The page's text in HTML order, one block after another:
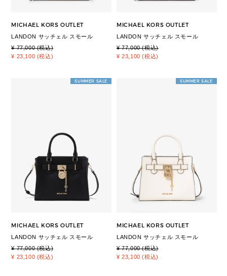
MICHAEL KORS OUTLET
LANDON サッチェル スモール
¥ 77,000 (税込)
¥ 23,100 (税込)
MICHAEL KORS OUTLET
LANDON サッチェル スモール
¥ 77,000 (税込)
¥ 23,100 (税込)
SUMMER SALE
MICHAEL KORS OUTLET
LANDON サッチェル スモール
¥ 77,000 (税込)
¥ 23,100 (税込)
SUMMER SALE
MICHAEL KORS OUTLET
LANDON サッチェル スモール
¥ 77,000 (税込)
¥ 23,100 (税込)